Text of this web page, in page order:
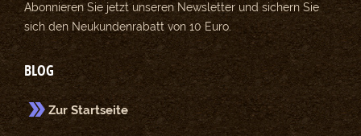
Abonnieren Sie jetzt unseren Newsletter und sichern Sie
sich den Neukundenrabatt von 10 Euro.
BLOG
Zur Startseite